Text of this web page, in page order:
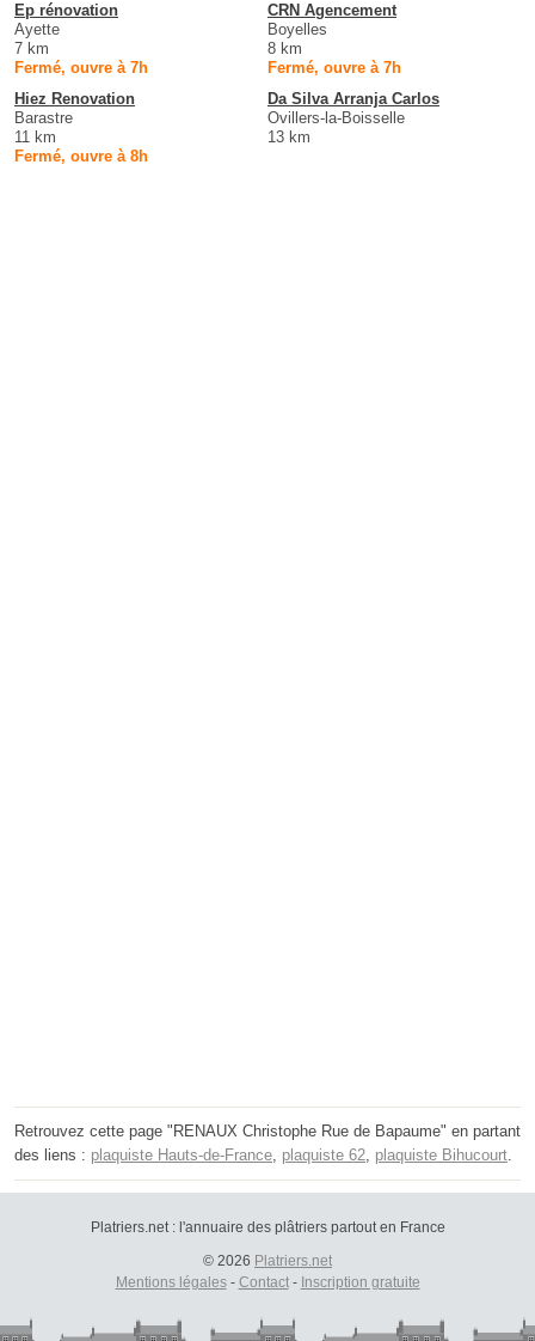
Ep rénovation
Ayette
7 km
Fermé, ouvre à 7h
CRN Agencement
Boyelles
8 km
Fermé, ouvre à 7h
Hiez Renovation
Barastre
11 km
Fermé, ouvre à 8h
Da Silva Arranja Carlos
Ovillers-la-Boisselle
13 km
Retrouvez cette page "RENAUX Christophe Rue de Bapaume" en partant
des liens : plaquiste Hauts-de-France, plaquiste 62, plaquiste Bihucourt.
Platriers.net : l'annuaire des plâtriers partout en France
© 2026 Platriers.net
Mentions légales- Contact- Inscription gratuite